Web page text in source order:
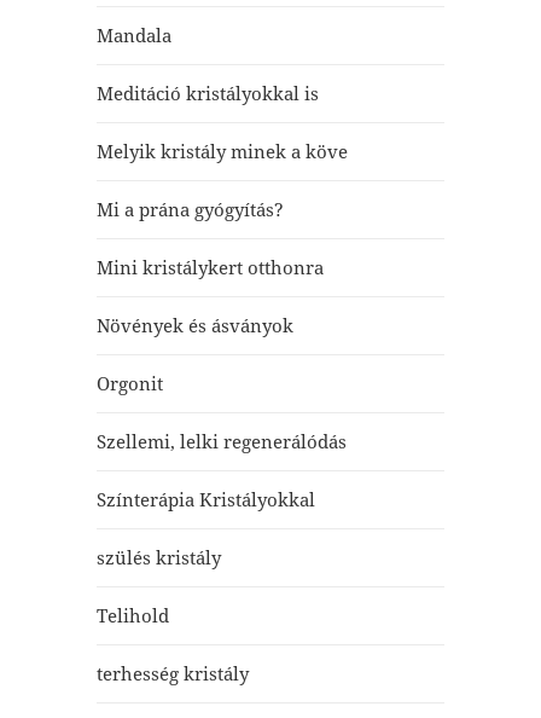
Mandala
Meditáció kristályokkal is
Melyik kristály minek a köve
Mi a prána gyógyítás?
Mini kristálykert otthonra
Növények és ásványok
Orgonit
Szellemi, lelki regenerálódás
Színterápia Kristályokkal
szülés kristály
Telihold
terhesség kristály